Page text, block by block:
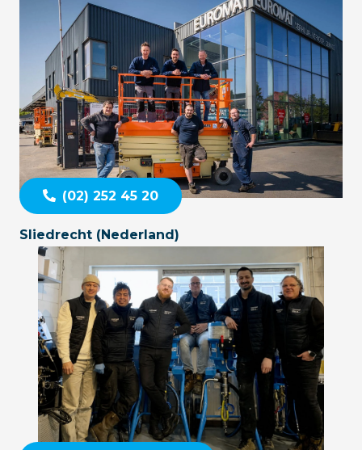
(02) 252 45 20
Sliedrecht (Nederland)